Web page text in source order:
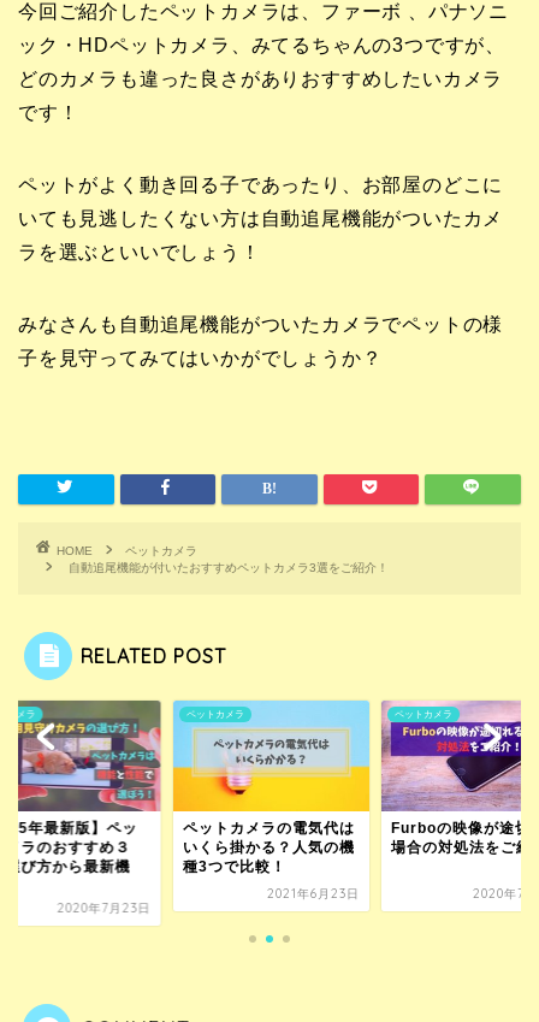
今回ご紹介したペットカメラは、ファーボ 、パナソニ
ック・HDペットカメラ、みてるちゃんの3つですが、
どのカメラも違った良さがありおすすめしたいカメラ
です！
ペットがよく動き回る子であったり、お部屋のどこに
いても見逃したくない方は自動追尾機能がついたカメ
ラを選ぶといいでしょう！
みなさんも自動追尾機能がついたカメラでペットの様
子を見守ってみてはいかがでしょうか？
HOME
ペットカメラ
自動追尾機能が付いたおすすめペットカメラ3選をご紹介！
RELATED POST
カメラ
年最新版】ペッ
メラのおすすめ３
選び方から最新機
2020年7月23日
ペットカメラ
ペットカメラの電気代は
いくら掛かる？人気の機
種3つで比較！
2021年6月23日
ペットカメラ
Furboの映像が途切
場合の対処法をご紹
2020年7